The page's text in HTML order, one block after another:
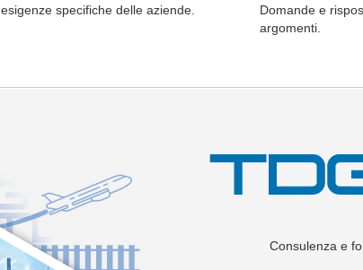
esigenze specifiche delle aziende.
Domande e
argomenti.
Consulenza e